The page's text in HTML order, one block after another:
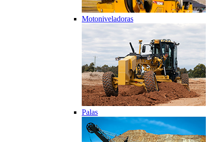
Motoniveladoras
Palas